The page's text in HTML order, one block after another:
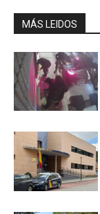
MÁS LEIDOS